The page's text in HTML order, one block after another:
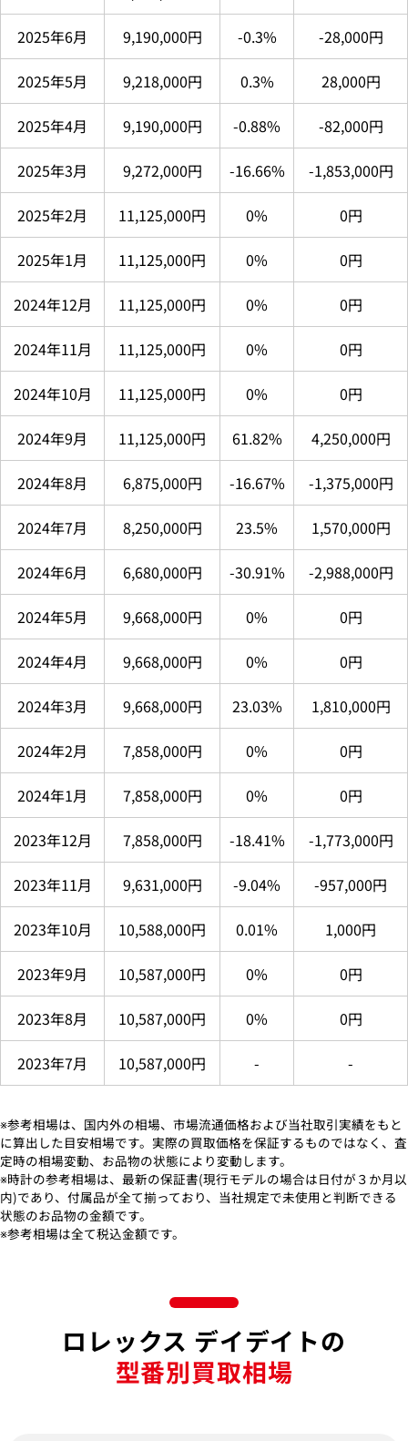
2025年6月 9,190,000円 -0.3% -28,000円
2025年5月 9,218,000円 0.3% 28,000円
2025年4月 9,190,000円 -0.88% -82,000円
2025年3月 9,272,000円 -16.66% -1,853,000円
2025年2月 11,125,000円 0% 0円
2025年1月 11,125,000円 0% 0円
2024年12月 11,125,000円 0% 0円
2024年11月 11,125,000円 0% 0円
2024年10月 11,125,000円 0% 0円
2024年9月 11,125,000円 61.82% 4,250,000円
2024年8月 6,875,000円 -16.67% -1,375,000円
2024年7月 8,250,000円 23.5% 1,570,000円
2024年6月 6,680,000円 -30.91% -2,988,000円
2024年5月 9,668,000円 0% 0円
2024年4月 9,668,000円 0% 0円
2024年3月 9,668,000円 23.03% 1,810,000円
2024年2月 7,858,000円 0% 0円
2024年1月 7,858,000円 0% 0円
2023年12月 7,858,000円 -18.41% -1,773,000円
2023年11月 9,631,000円 -9.04% -957,000円
2023年10月 10,588,000円 0.01% 1,000円
2023年9月 10,587,000円 0% 0円
2023年8月 10,587,000円 0% 0円
2023年7月 10,587,000円 - -
※参考相場は、国内外の相場、市場流通価格および当社取引実績をもと
に算出した目安相場です。実際の買取価格を保証するものではなく、査
定時の相場変動、お品物の状態により変動します。
※時計の参考相場は、最新の保証書(現行モデルの場合は日付が３か月以
内)であり、付属品が全て揃っており、当社規定で未使用と判断できる
状態のお品物の金額です。
※参考相場は全て税込金額です。
ロレックス デイデイトの
型番別買取相場